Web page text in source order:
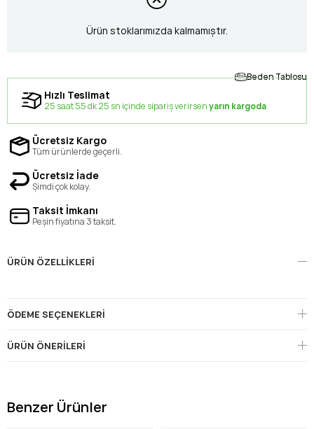
Ürün stoklarımızda kalmamıştır.
Beden Tablosu
Hızlı Teslimat
25 saat 55 dk 24 sn içinde sipariş verirsenyarın kargoda
Ücretsiz Kargo
Tüm ürünlerde geçerli.
Ücretsiz İade
Şimdi çok kolay.
Taksit İmkanı
Peşin fiyatına 3 taksit.
ÜRÜN ÖZELLIKLERI
ÖDEME SEÇENEKLERI
ÜRÜN ÖNERILERI
Benzer Ürünler